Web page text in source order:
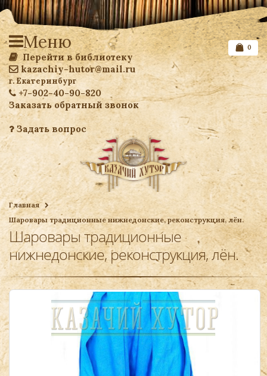
Перейти в библиотеку
kazachiy-hutor@mail.ru
г. Екатеринбург
+7-902-40-90-820
Заказать обратный звонок
Задать вопрос
Список желаемого
Ваша корзина
0
Меню
Главная
Шаровары традиционные нижнедонские, реконструкция, лён.
Шаровары традиционные
нижнедонские, реконструкция, лён.